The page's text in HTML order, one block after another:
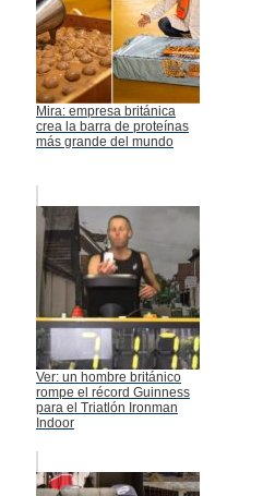
Mira: empresa británica
crea la barra de proteínas
más grande del mundo
Ver: un hombre británico
rompe el récord Guinness
para el Triatlón Ironman
Indoor